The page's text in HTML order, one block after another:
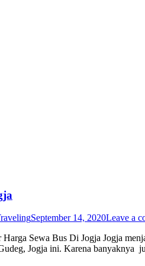
September 14, 2020Leave a
Sewa Bus Di Jogja Jogja
Jogja ini. Karena banyaknya